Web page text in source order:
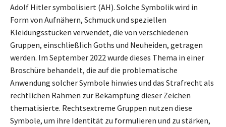
Adolf Hitler symbolisiert (AH). Solche Symbolik wird in
Form von Aufnähern, Schmuck und speziellen
Kleidungsstücken verwendet, die von verschiedenen
Gruppen, einschließlich Goths und Neuheiden, getragen
werden. Im September 2022 wurde dieses Thema in einer
Broschüre behandelt, die auf die problematische
Anwendung solcher Symbole hinwies und das Strafrecht als
rechtlichen Rahmen zur Bekämpfung dieser Zeichen
thematisierte. Rechtsextreme Gruppen nutzen diese
Symbole, um ihre Identität zu formulieren und zu stärken,